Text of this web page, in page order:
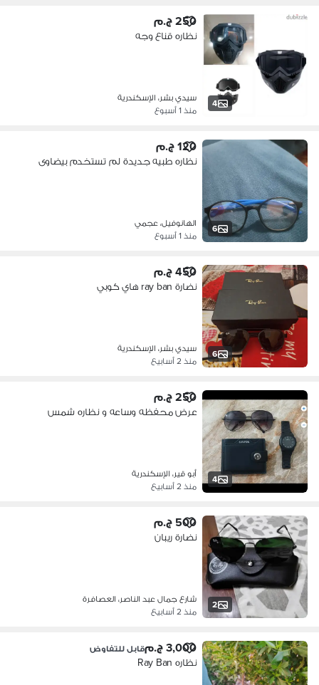
4
250 ج.م
نظاره قناع وجه
سيدي بشر، الإسكندرية
منذ 1 أسبوع
6
120 ج.م
نظاره طبيه جديدة لم تستخدم بيضاوى
الهانوفيل، عجمي
منذ 1 أسبوع
6
450 ج.م
نضارة ray ban هاي كوبي
سيدي بشر، الإسكندرية
منذ 2 أسابيع
4
250 ج.م
عرض محفظه وساعه و نظاره شمس
أبو قير، الإسكندرية
منذ 2 أسابيع
2
500 ج.م
نضارة ريبان
شارع جمال عبد الناصر، العصافرة
منذ 2 أسابيع
3,000 ج.م قابل للتفاوض
نظاره Ray Ban